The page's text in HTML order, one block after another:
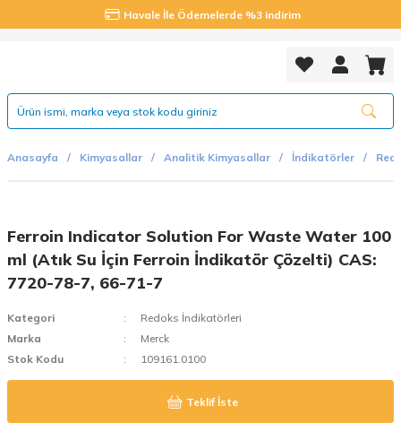
Havale İle Ödemelerde %3 indirim
Anasayfa Kimyasallar Analitik Kimyasallar İndikatörler
Ferroin Indicator Solution For Waste Water 100
ml (Atık Su İçin Ferroin İndikatör Çözelti) CAS:
7720-78-7, 66-71-7
Kategori
Redoks İndikatörleri
Marka
Merck
Stok Kodu
109161.0100
Teklif İste